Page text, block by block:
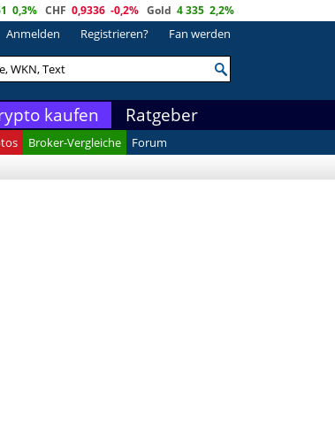
0,3% CHF 0,9336 -0,2% Gold 4 335 2,2%
Anmelden Registrieren? Fan werden
kaufen Ratgeber
Broker-Vergleiche
Forum